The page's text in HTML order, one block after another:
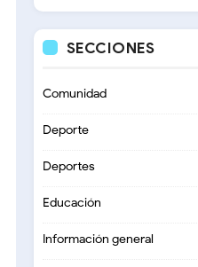
SECCIONES
Comunidad
Deporte
Deportes
Educación
Información general